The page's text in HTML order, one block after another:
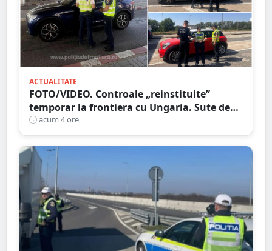
ACTUALITATE
FOTO/VIDEO. Controale „reinstituite”
temporar la frontiera cu Ungaria. Sute de
persoane și mașini, verificate în județul
Satu Mare
acum 4 ore